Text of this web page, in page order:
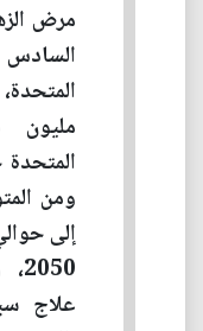
مرض
ومن
علاج